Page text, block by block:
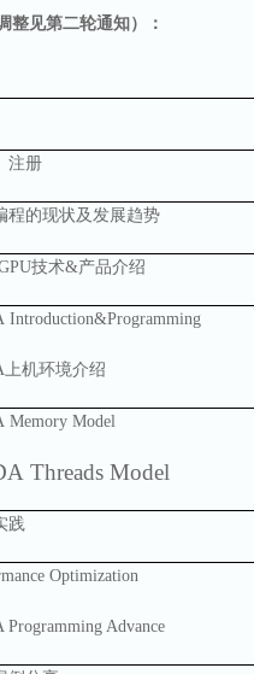
整见第二轮通知）：
注册
程的现状及发展趋势
技术&产品介绍
Introduction&Programming
上机环境介绍
Memory Model
Threads Model
践
Optimization
Programming Advance